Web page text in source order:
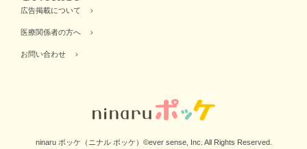
広告掲載について
医療関係者の方へ
お問い合わせ
ninaru ポッケ（ニナル ポッケ）©ever sense, Inc. All Rights Reserved.